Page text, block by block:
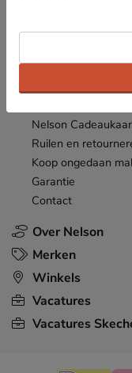
Over Nelson
Inloggen
Nelson
Ruilen en
Koop ongedaan
Garantie
Contact
Merken
Winkels
Vacatures
Vacatures